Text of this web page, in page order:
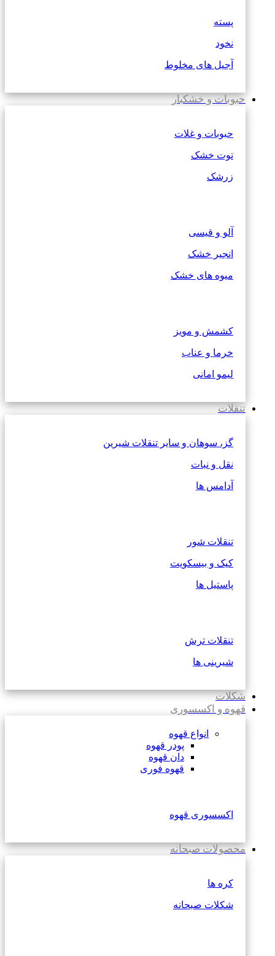
پسته
نخود
آجیل های مخلوط
حبوبات و خشکبار
حبوبات و غلات
توت خشک
زرشک
آلو و قیسی
انجیر خشک
میوه های خشک
کشمش و مویز
خرما و عناب
لیمو امانی
تنقلات
گز، سوهان و سایر تنقلات شیرین
نقل و نبات
آدامس ها
تنقلات شور
کیک و بیسکویت
پاستیل ها
تنقلات ترش
شیرینی ها
شکلات
قهوه و اکسسوری
انواع قهوه
پودر قهوه
دان قهوه
قهوه فوری
اکسسوری قهوه
محصولات صبحانه
کره ها
شکلات صبحانه